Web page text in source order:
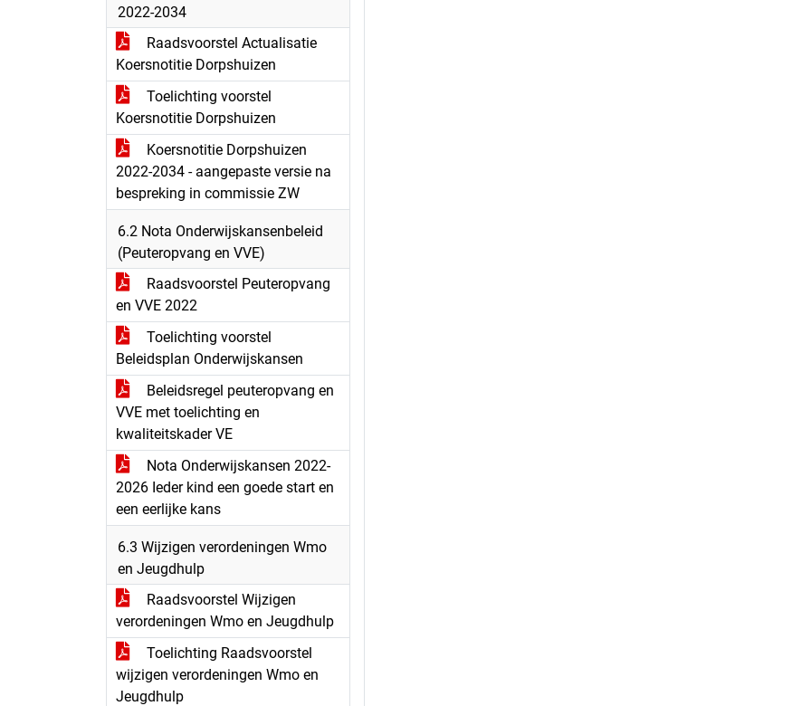
2022-2034
Raadsvoorstel Actualisatie
Koersnotitie Dorpshuizen
Toelichting voorstel
Koersnotitie Dorpshuizen
Koersnotitie Dorpshuizen
2022-2034 - aangepaste versie na
bespreking in commissie ZW
6.2 Nota Onderwijskansenbeleid
(Peuteropvang en VVE)
Raadsvoorstel Peuteropvang
en VVE 2022
Toelichting voorstel
Beleidsplan Onderwijskansen
Beleidsregel peuteropvang en
VVE met toelichting en
kwaliteitskader VE
Nota Onderwijskansen 2022-
2026 Ieder kind een goede start en
een eerlijke kans
6.3 Wijzigen verordeningen Wmo
en Jeugdhulp
Raadsvoorstel Wijzigen
verordeningen Wmo en Jeugdhulp
Toelichting Raadsvoorstel
wijzigen verordeningen Wmo en
Jeugdhulp